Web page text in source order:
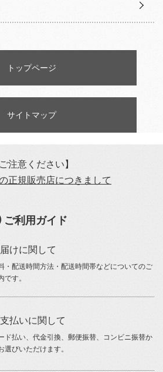
トップページ
サイトマップ
ご注意ください】
正規販売店につきまして
ご利用ガイド
けに関して
・配送時間方法・配送時間帯などについてのご
です。
払いに関して
ド払い、代金引換、郵便振替、コンビニ振替か
選びいただけます。